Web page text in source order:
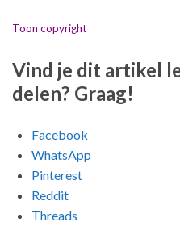
Toon copyright
Vind je dit artikel
delen? Graag!
Facebook
WhatsApp
Pinterest
Reddit
Threads